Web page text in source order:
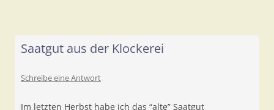
Saatgut aus der Klockerei
Schreibe eine Antwort
Im letzten Herbst habe ich das “alte” Saatgut